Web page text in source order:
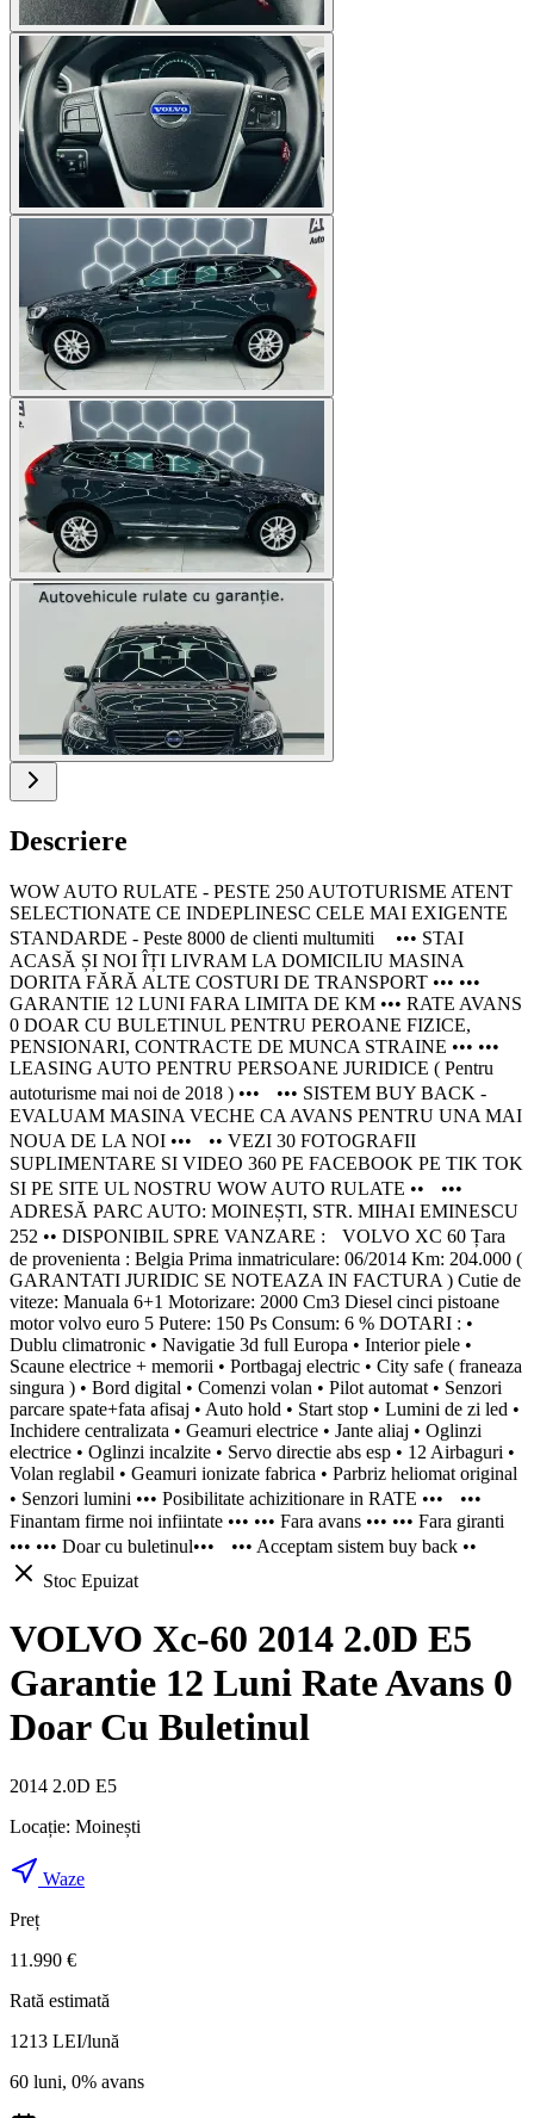
Descriere
WOW AUTO RULATE - PESTE 250 AUTOTURISME ATENT
SELECTIONATE CE INDEPLINESC CELE MAI EXIGENTE
STANDARDE - Peste 8000 de clienti multumiti ••• STAI
ACASĂ ȘI NOI ÎȚI LIVRAM LA DOMICILIU MASINA
DORITA FĂRĂ ALTE COSTURI DE TRANSPORT ••• •••
GARANTIE 12 LUNI FARA LIMITA DE KM ••• RATE AVANS
0 DOAR CU BULETINUL PENTRU PEROANE FIZICE,
PENSIONARI, CONTRACTE DE MUNCA STRAINE ••• •••
LEASING AUTO PENTRU PERSOANE JURIDICE ( Pentru
autoturisme mai noi de 2018 ) ••• ••• SISTEM BUY BACK -
EVALUAM MASINA VECHE CA AVANS PENTRU UNA MAI
NOUA DE LA NOI ••• •• VEZI 30 FOTOGRAFII
SUPLIMENTARE SI VIDEO 360 PE FACEBOOK PE TIK TOK
SI PE SITE UL NOSTRU WOW AUTO RULATE •• •••
ADRESĂ PARC AUTO: MOINEȘTI, STR. MIHAI EMINESCU
252 •• DISPONIBIL SPRE VANZARE : VOLVO XC 60 Țara
de provenienta : Belgia Prima inmatriculare: 06/2014 Km: 204.000 (
GARANTATI JURIDIC SE NOTEAZA IN FACTURA ) Cutie de
viteze: Manuala 6+1 Motorizare: 2000 Cm3 Diesel cinci pistoane
motor volvo euro 5 Putere: 150 Ps Consum: 6 % DOTARI : •
Dublu climatronic • Navigatie 3d full Europa • Interior piele •
Scaune electrice + memorii • Portbagaj electric • City safe ( franeaza
singura ) • Bord digital • Comenzi volan • Pilot automat • Senzori
parcare spate+fata afisaj • Auto hold • Start stop • Lumini de zi led •
Inchidere centralizata • Geamuri electrice • Jante aliaj • Oglinzi
electrice • Oglinzi incalzite • Servo directie abs esp • 12 Airbaguri •
Volan reglabil • Geamuri ionizate fabrica • Parbriz heliomat original
• Senzori lumini ••• Posibilitate achizitionare in RATE ••• •••
Finantam firme noi infiintate ••• ••• Fara avans ••• ••• Fara giranti
••• ••• Doar cu buletinul••• ••• Acceptam sistem buy back ••
Stoc Epuizat
VOLVO Xc-60 2014 2.0D E5
Garantie 12 Luni Rate Avans 0
Doar Cu Buletinul
2014 2.0D E5
Locație: Moinești
Waze
Preț
11.990 €
Rată estimată
1213 LEI/lună
60 luni, 0% avans